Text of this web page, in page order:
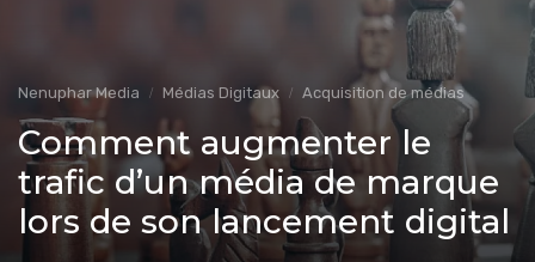
Nenuphar Media Médias Digitaux Acquisition de médias
Comment augmenter le
trafic d’un média de marque
lors de son lancement digital